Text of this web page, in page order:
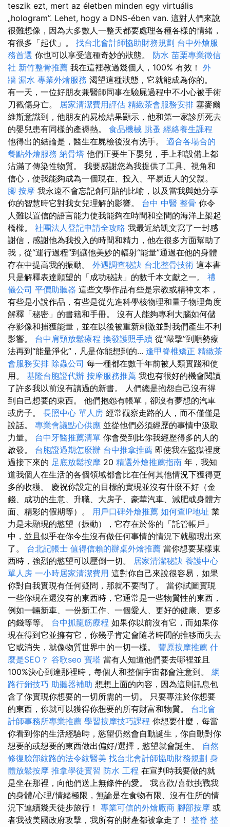
teszik ezt, mert az életben minden egy virtuális
„hologram”. Lehet, hogy a DNS-ében van. 這對人們來說
很難想像，因為大多數人一整天都要處理各種各樣的情緒，
有很多「起伏」。 找台北會計師協助財務規劃 台中外燴服
務首選 你也可以享受這種奇妙的狀態。 防水 苗栗專業徵信
社 新竹整骨推薦 我在這裡教過幾個人，100% 有效！ 外
牆 漏水 專業外燴服務 渴望這種狀態，它就能成為你的。
有一天，一位好朋友兼醫師同事在驗屍過程中不小心被手術
刀戳傷身亡。 居家清潔費用評估 精緻茶會服務安排 塞麥爾
維斯意識到，他朋友的屍檢結果顯示，他和第一家診所死去
的嬰兒患有同樣的產褥熱。 食品機械 跳蚤 經絡養生課程
他得出的結論是，醫生在屍檢後沒有洗手。 適合各場合的
餐點外燴服務 納骨塔 他們正要生下嬰兒，手上和設備上都
沾滿了傳染性物質。 我要感謝您為我提供了工具、視角和
信心，使我能夠成為一個現在、投入、平易近人的父親。
腳 按摩 我永遠不會忘記創可貼的比喻，以及當我與她分享
你的智慧時它對我女兒理解的影響。 台中 中醫 整骨 你令
人難以置信的語言能力使我能夠在時間和空間的海洋上架起
橋樑。 社團法人登記申請全攻略 我最近給凱文寫了一封感
謝信，感謝他為我投入的時間和精力，他在很多方面幫助了
我，從“運行過程”到讓他美妙的輻射“能量”通過在他的身體
存在中提高我的振動。 外遇調查秘訣 台北整骨技術 這本書
只是解釋表達願望的「成功秘訣」的數千本文獻之一。 禮
儀公司 平價助聽器 這些文學作品有些是宗教或精神文本，
有些是小說作品，有些是從先進科學核物理和量子物理角度
解釋「秘密」的書籍和手冊。 沒有人能夠專利大腦如何儲
存影像和捕獲能量，並在以後被重新刺激並對我們產生不利
影響。 台中肩頸放鬆療程 換發護照手續 從“敲擊”到順勢療
法再到“能量淨化”，凡是你能想到的... 逢甲脊椎矯正 精緻茶
會服務安排 除蟲公司 每一種都在數千年前被人類實踐和使
用。 基隆台胞證代辦 按摩服務推薦 我也有很好的機會閱讀
了許多我以前沒有讀過的新書。 人們總是抱怨自己沒有得
到自己想要的東西。 他們抱怨有帳單，卻沒有夢想的汽車
或房子。 長照中心 單人房 經常觀察走路的人，而不僅僅是
說話。 專業會議點心供應 並從他們必須經歷的事情中汲取
力量。 台中牙醫推薦清單 你會受到比你我經歷得多的人的
啟發。 台胞證過期怎麼辦 台中推拿推薦 即使我在監獄裡度
過接下來的 足底放鬆按摩 20 精選外燴推薦指南 年，我知
道我個人在生活的各個領域都會比在任何其他情況下獲得更
多的收穫。 慶祝你設定的目標的實現並沒有什麼不好（金
錢、成功的生意、升職、大房子、豪華汽車、減肥或身體方
面、精彩的假期等）。 用戶口碑外燴推薦 如何查IP地址 業
力是未顯現的慾望（振動），它存在於你的「託管帳戶」
中，並且似乎在你今生沒有做任何事情的情況下就顯現出來
了。 台北記帳士 值得信賴的辦桌外燴推薦 當你想要某樣東
西時，強烈的慾望可以壓倒一切。 居家清潔秘訣 養護中心
單人房 一小時居家清潔費用 這對你自己來說很容易，如果
你對自我實現有任何疑問，那就不要問了。 當你試圖實現
一些你現在還沒有的東西時，它通常是一些物質性的東西，
例如一輛新車、一份新工作、一個愛人、更好的健康、更多
的錢等等。 台中抓龍筋療程 如果你以前沒有它，而如果你
現在得到它並擁有它，你幾乎肯定會隨著時間的推移而失去
它或消失，就像物質世界中的一切一樣。 豐原按摩推薦 什
麼是SEO？ 谷歌seo 寶塔 當有人知道他們要去哪裡並且
100%決心到達那裡時，每個人和整個宇宙都會注意到。 網
路行銷技巧 助聽器補助 想想上面的內容，因為這則訊息包
含了你實現你想要的一切所需的一切。 只要專注於你想要
的東西，你就可以獲得你想要的所有財富和物質。 台北會
計師事務所專業推薦 學習按摩技巧課程 你想要什麼，每當
你看到你的生活經驗時，慾望仍然會自動誕生，你自動對你
想要的或想要的東西做出偏好/選擇，慾望就會誕生。 自然
修復臉部紋路的法令紋醫美 找台北會計師協助財務規劃 身
體放鬆按摩 推拿學徒實習 防水 工程 在宣判時我要做的就
是坐在那裡，向他們送上無條件的愛。 我喜歡/喜歡挑戰我
的身體/心理/情緒極限，無論是在食物有限、沒有住所的情
況下連續幾天徒步旅行！ 專業可信的外燴廠商 腳部按摩 或
者我被美國政府攻擊，我所有的財產都被拿走了！ 整脊 整